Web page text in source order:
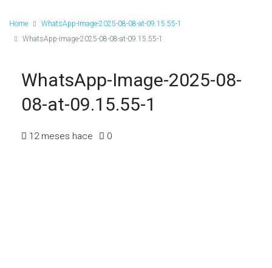
Home
WhatsApp-Image-2025-08-08-at-09.15.55-1
WhatsApp-Image-2025-08-08-at-09.15.55-1
WhatsApp-Image-2025-08-
08-at-09.15.55-1
12 meses hace 0